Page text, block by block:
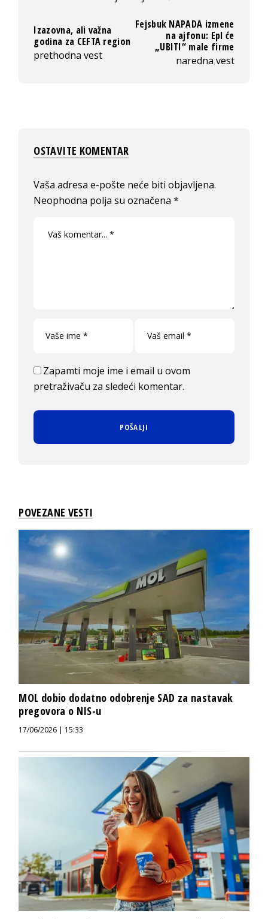
Izazovna, ali važna
godina za CEFTA region
prethodna vest
Fejsbuk NAPADA izmene
na ajfonu: Epl će
„UBITI“ male firme
naredna vest
OSTAVITE KOMENTAR
Vaša adresa e-pošte neće biti objavljena.
Neophodna polja su označena*
Zapamti moje ime i email u ovom
pretraživaču za sledeći komentar.
POVEZANE VESTI
MOL dobio dodatno odobrenje SAD za nastavak
pregovora o NIS-u
17/06/2026 | 15:33